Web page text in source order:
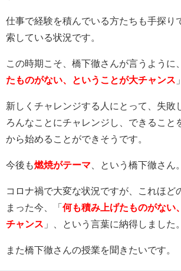
仕事で経験を積んでいる方たちも手探り
索している状況です。
この時期こそ、橋下徹さんが言うように
たものがない、ということが大チャンス
新しくチャレンジする人にとって、失敗
ろんなことにチャレンジし、できること
から始めることができそうです。
今後も燃焼がテーマ 、という橋下徹さん。
コロナ禍で大変な状況ですが、これほど
まった今、「 何も積み上げたものがない
チャンス 」、という言葉に納得しました。
また橋下徹さんの授業を聞きたいです。